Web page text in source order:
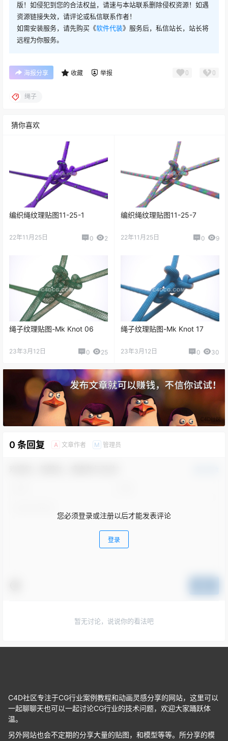
版！如侵犯到您的合法权益，请速与本站联系删除侵权资源！如遇
资源链接失效，请评论或私信联系作者！
如需安装服务，请先购买《软件代装》服务后，私信站长，站长将
远程为你服务。
海报分享 收藏 举报 0 0
绳子
猜你喜欢
编织绳纹理贴图11-25-1
22年11月25日 0 2
编织绳纹理贴图11-25-7
22年11月25日 0 9
绳子纹理贴图-Mk Knot 06
23年3月12日 0 25
绳子纹理贴图-Mk Knot 17
23年3月12日 0 30
0 条回复 A 文章作者 M 管理员
您必须登录或注册以后才能发表评论
登录
暂无讨论，说说你的看法吧
C4D社区专注于CG行业案例教程和动画灵感分享的网站，这里可以
一起聊聊天也可以一起讨论CG行业的技术问题，欢迎大家踊跃体
温。
另外网站也会不定期的分享大量的贴图，和模型等等。所分享的模